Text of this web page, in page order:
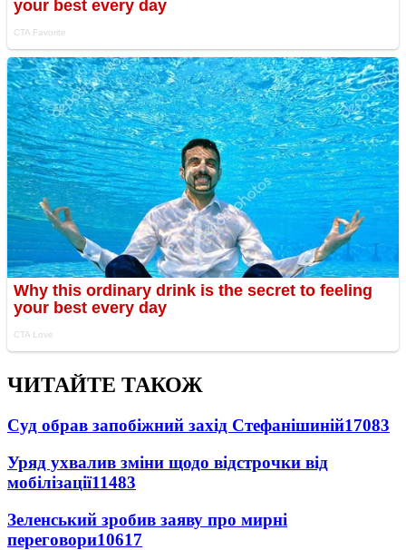
ЧИТАЙТЕ ТАКОЖ
Суд обрав запобіжний захід Стефанішиній17083
Уряд ухвалив зміни щодо відстрочки від
мобілізації11483
Зеленський зробив заяву про мирні
переговори10617